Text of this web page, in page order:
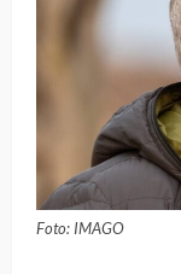
Foto: IMAGO